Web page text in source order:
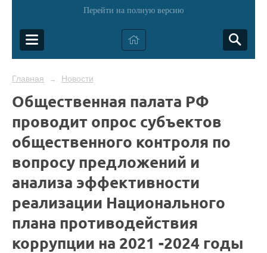
Перейти на полную версию
Главная → Новости
Общественная палата РФ
проводит опрос субъектов
общественного контроля по
вопросу предложений и
анализа эффективности
реализации Национального
плана противодействия
коррупции на 2021 -2024 годы